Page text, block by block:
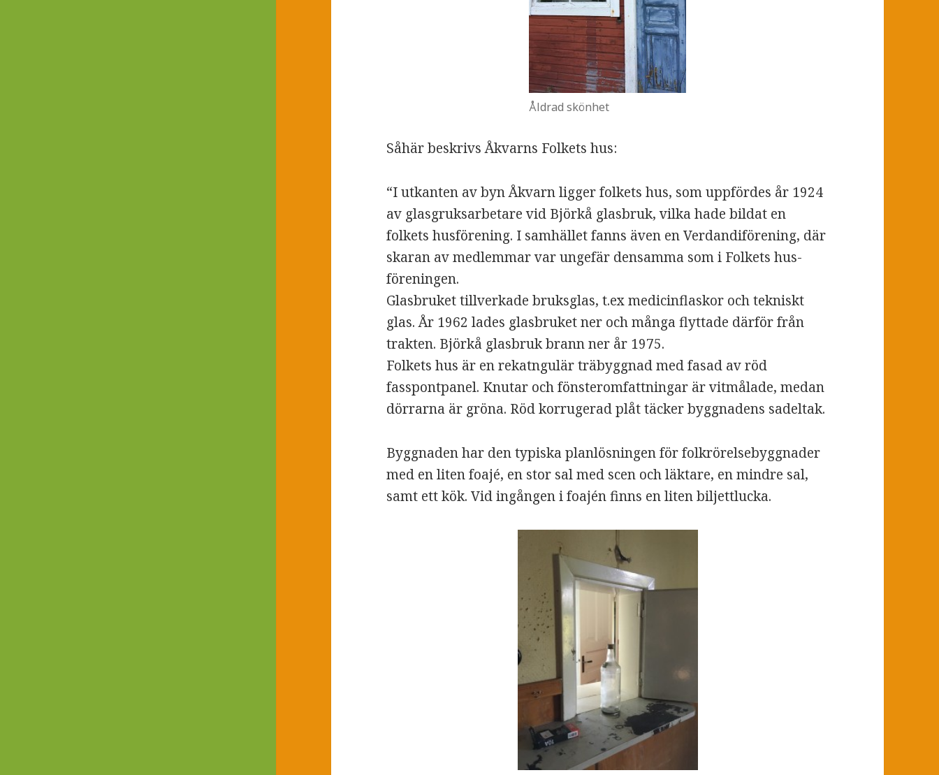
Åldrad skönhet
Såhär beskrivs Åkvarns Folkets hus:
“I utkanten av byn Åkvarn ligger folkets hus, som uppfördes år 1924
av glasgruksarbetare vid Björkå glasbruk, vilka hade bildat en
folkets husförening. I samhället fanns även en Verdandiförening, där
skaran av medlemmar var ungefär densamma som i Folkets hus-
föreningen.
Glasbruket tillverkade bruksglas, t.ex medicinflaskor och tekniskt
glas. År 1962 lades glasbruket ner och många flyttade därför från
trakten. Björkå glasbruk brann ner år 1975.
Folkets hus är en rekatngulär träbyggnad med fasad av röd
fasspontpanel. Knutar och fönsteromfattningar är vitmålade, medan
dörrarna är gröna. Röd korrugerad plåt täcker byggnadens sadeltak.
Byggnaden har den typiska planlösningen för folkrörelsebyggnader
med en liten foajé, en stor sal med scen och läktare, en mindre sal,
samt ett kök. Vid ingången i foajén finns en liten biljettlucka.